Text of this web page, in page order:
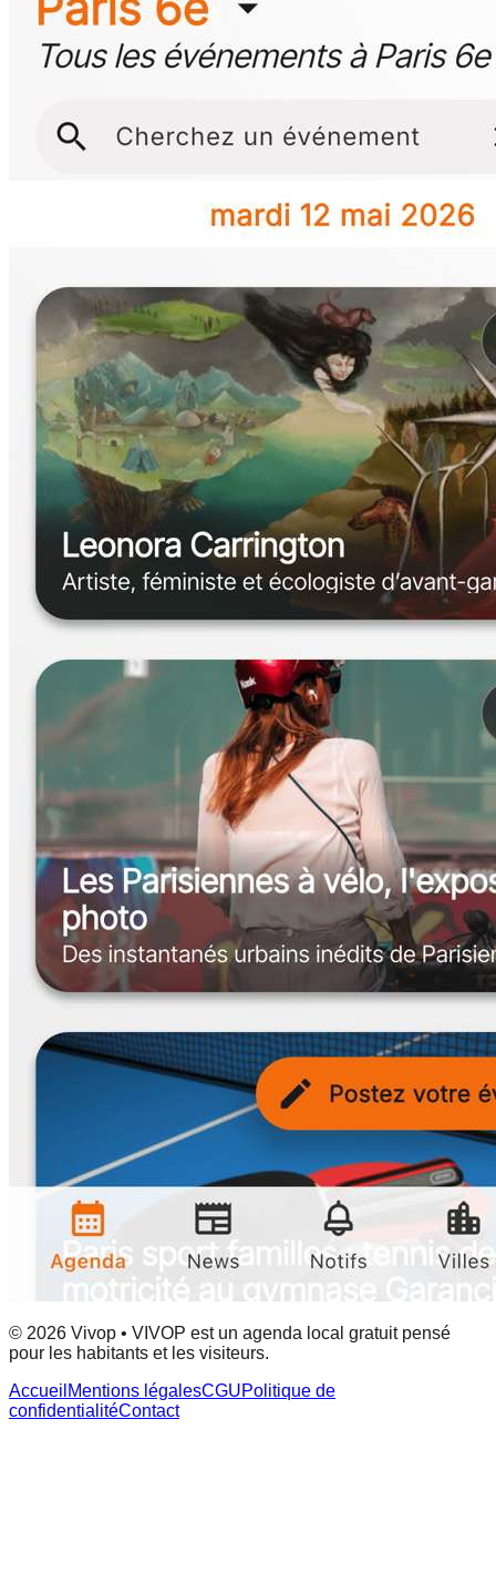
© 2026 Vivop • VIVOP est un agenda local gratuit pensé
pour les habitants et les visiteurs.
Accueil Mentions légalesCGUPolitique de
confidentialitéContact